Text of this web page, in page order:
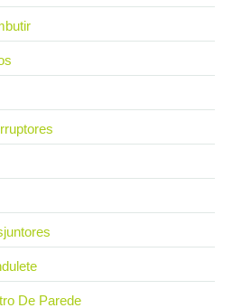
De Parede